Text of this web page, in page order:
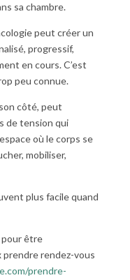
sa chambre.
peut créer un
progressif,
en cours. C’est
peu connue.
côté, peut
de tension qui
où le corps se
mobiliser,
plus facile quand
pour être
prendre rendez-vous
prendre-